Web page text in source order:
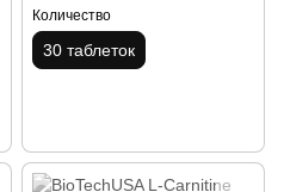
Количество
30 таблеток